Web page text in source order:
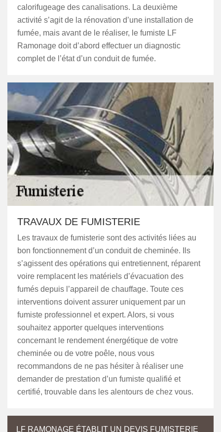
calorifugeage des canalisations. La deuxième
activité s’agit de la rénovation d’une installation de
fumée, mais avant de le réaliser, le fumiste LF
Ramonage doit d’abord effectuer un diagnostic
complet de l’état d’un conduit de fumée.
TRAVAUX DE FUMISTERIE
Les travaux de fumisterie sont des activités liées au
bon fonctionnement d’un conduit de cheminée. Ils
s’agissent des opérations qui entretiennent, réparent
voire remplacent les matériels d’évacuation des
fumés depuis l’appareil de chauffage. Toute ces
interventions doivent assurer uniquement par un
fumiste professionnel et expert. Alors, si vous
souhaitez apporter quelques interventions
concernant le rendement énergétique de votre
cheminée ou de votre poêle, nous vous
recommandons de ne pas hésiter à réaliser une
demander de prestation d’un fumiste qualifié et
certifié, trouvable dans les alentours de chez vous.
LF RAMONAGE ÉTABLIT UN DEVIS FUMISTERIE